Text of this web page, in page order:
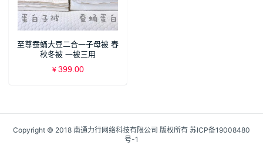
至尊蚕蛹大豆二合一子母被 春
秋冬被 一被三用
¥ 399.00
Copyright © 2018 南通力行网络科技有限公司 版权所有 苏ICP备19008480
号-1